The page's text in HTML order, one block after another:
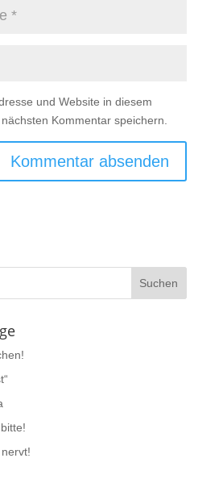
und Website in diesem
Kommentar speichern.